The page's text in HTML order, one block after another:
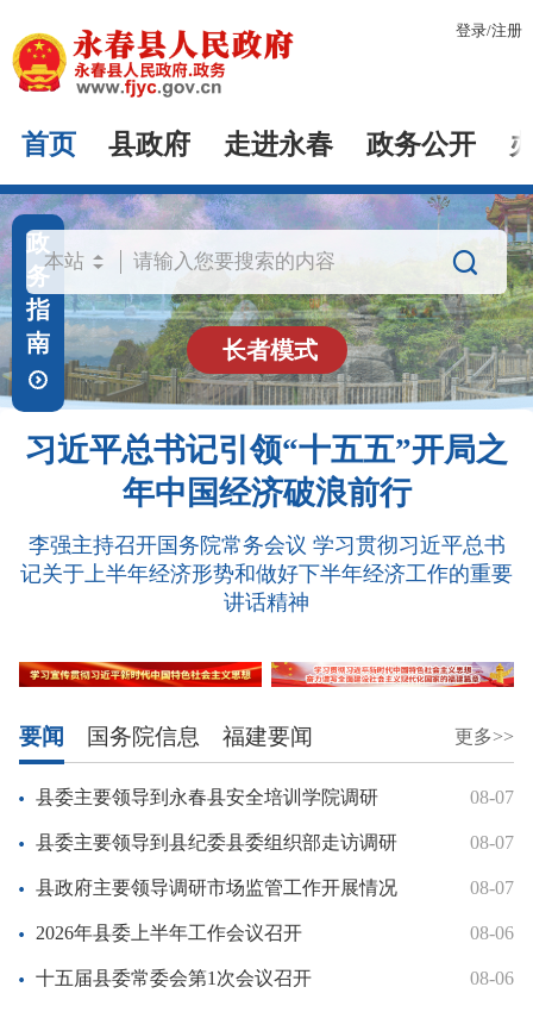
登录/注册
首页 县政府 走进永春 政务公开

长者模式
习近平总书记引领“十五五”开局之
年中国经济破浪前行
李强主持召开国务院常务会议 学习贯彻习近平总书
记关于上半年经济形势和做好下半年经济工作的重要
讲话精神
政
务
指
南
更多>>
要闻 国务院信息 福建要闻
08-07
县委主要领导到永春县安全培训学院调研
08-07
县委主要领导到县纪委县委组织部走访调研
08-07
县政府主要领导调研市场监管工作开展情况
08-06
2026年县委上半年工作会议召开
08-06
十五届县委常委会第1次会议召开